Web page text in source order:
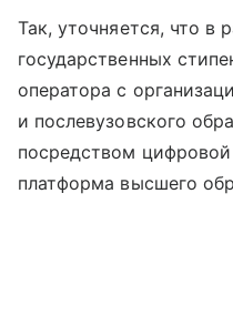
Так, уточняется, что в
государственных
оператора с
и послевузовского
посредством
платформа высшего